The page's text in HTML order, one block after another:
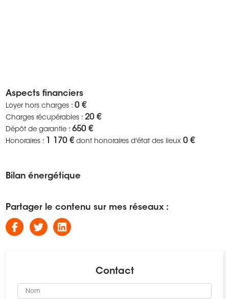
Aspects financiers
Loyer hors charges :0 €
Charges récupérables :20 €
Dépôt de garantie :650 €
Honoraires : 1 170 € dont honoraires d'état des lieux0 €
Bilan énergétique
Partager le contenu sur mes réseaux :
Contact